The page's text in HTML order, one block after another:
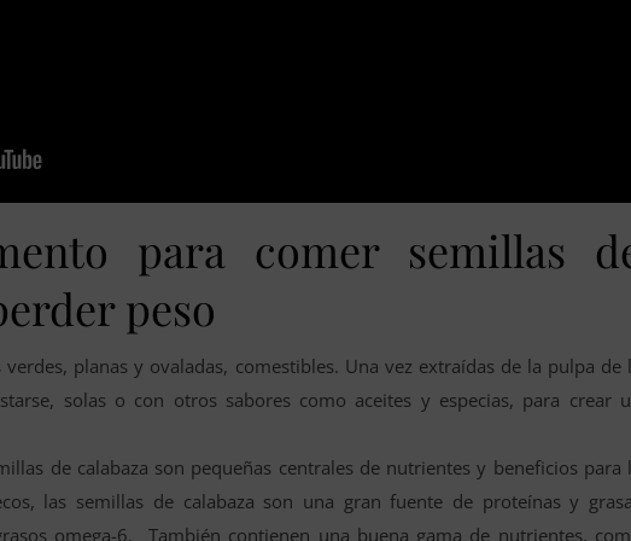
para comer semillas
peso
planas y ovaladas, comestibles. Una vez extraídas de la pulpa de
solas o con otros sabores como aceites y especias, para crear
de calabaza son pequeñas centrales de nutrientes y beneficios para
las semillas de calabaza son una gran fuente de proteínas y
omega-6. También contienen una buena gama de nutrientes,